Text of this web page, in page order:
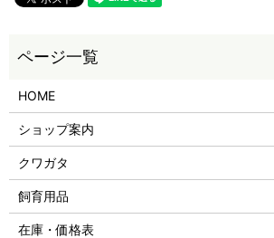
HOME
ショップ案内
クワガタ
飼育用品
在庫・価格表